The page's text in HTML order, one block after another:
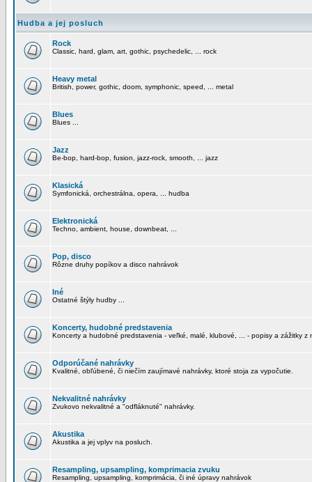
Hudba a jej posluch
Rock
Classic, hard, glam, art, gothic, psychedelic, ... rock
Heavy metal
British, power, gothic, doom, symphonic, speed, ... metal
Blues
Blues ...
Jazz
Be-bop, hard-bop, fusion, jazz-rock, smooth, ... jazz
Klasická
Symfonická, orchestrálna, opera, ... hudba
Elektronická
Techno, ambient, house, downbeat, ...
Pop, disco
Rôzne druhy popíkov a disco nahrávok
Iné
Ostatné štýly hudby ...
Koncerty, hudobné predstavenia
Koncerty a hudobné predstavenia - veľké, malé, klubové, ... - popisy a zážitky z
Odporúčané nahrávky
Kvalitné, obľúbené, či niečím zaujímavé nahrávky, ktoré stoja za vypočutie.
Nekvalitné nahrávky
Zvukovo nekvalitné a "odfláknuté" nahrávky.
Akustika
Akustika a jej vplyv na posluch.
Resampling, upsampling, komprimacia zvuku
Resampling, upsampling, komprimácia, či iné úpravy nahrávok